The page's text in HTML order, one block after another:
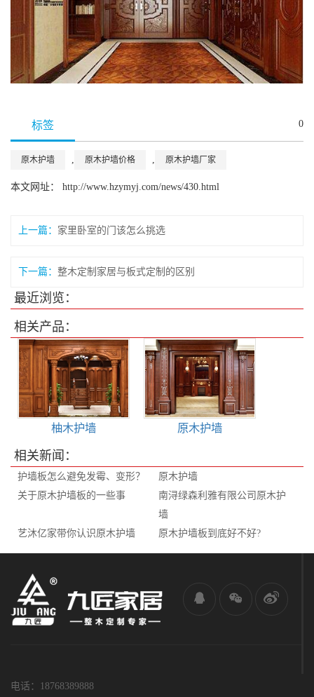
标签 0
原木护墙 原木护墙价格 原木护墙厂家
本文网址： http://www.hzymyj.com/news/430.html
上一篇： 家里卧室的门该怎么挑选
下一篇： 整木定制家居与板式定制的区别
最近浏览：
相关产品：
柚木护墙 原木护墙
相关新闻：
护墙板怎么避免发霉、变形？
原木护墙
关于原木护墙板的一些事
南浔绿森利雅有限公司原木护
墙
艺沐亿家带你认识原木护墙
原木护墙板到底好不好?
电话：18768389888